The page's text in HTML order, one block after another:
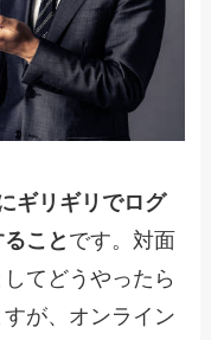
ギリギリでログ
ことです。対面
てどうやったら
が、オンライン